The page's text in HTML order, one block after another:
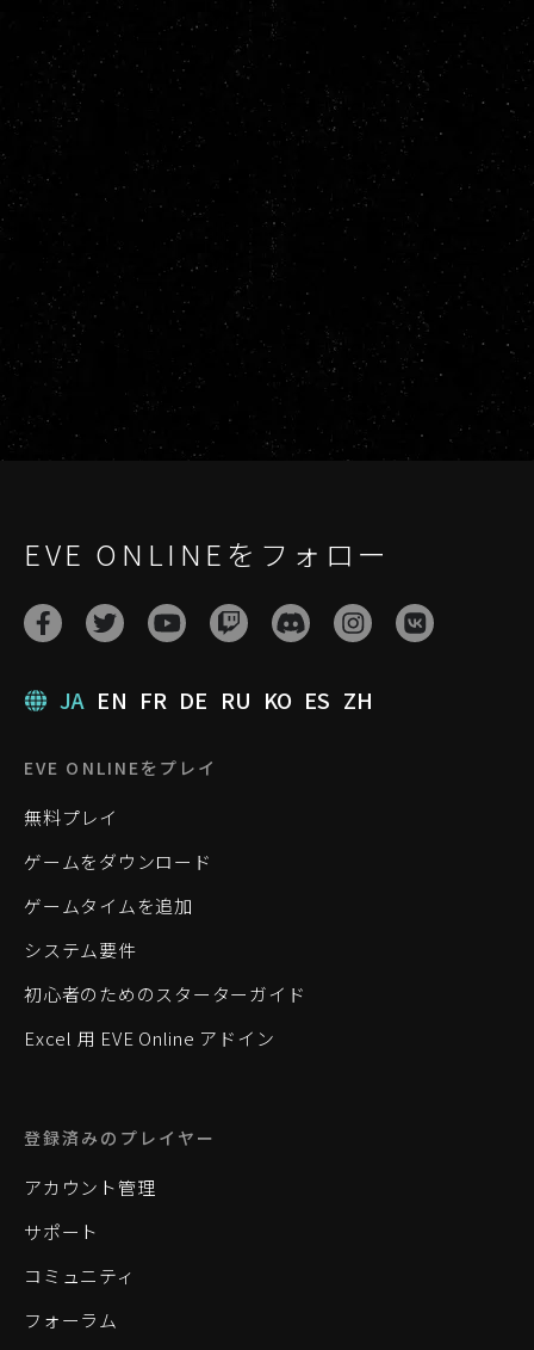
EVE ONLINEをフォロー
JA EN FR DE RU KO ES ZH
EVE ONLINEをプレイ
無料プレイ
ゲームをダウンロード
ゲームタイムを追加
システム要件
初心者のためのスターターガイド
Excel 用 EVE Online アドイン
登録済みのプレイヤー
アカウント管理
サポート
コミュニティ
フォーラム